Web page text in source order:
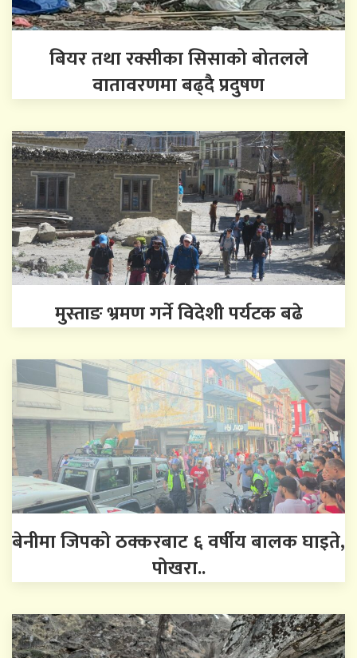
बियर तथा रक्सीका सिसाको बोतलले
वातावरणमा बढ्दै प्रदुषण
मुस्ताङ भ्रमण गर्ने विदेशी पर्यटक बढे
बेनीमा जिपको ठक्करबाट ६ वर्षीय बालक घाइते,
पोखरा..